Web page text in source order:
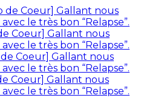
de Coeur] Gallant nous
le très bon “Relapse”.
Coeur] Gallant nous
le très bon “Relapse”.
de Coeur] Gallant nous
le très bon “Relapse”.
Coeur] Gallant nous
le très bon “Relapse”.